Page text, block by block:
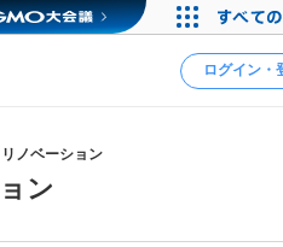
ログイン・
ノベーション
ン